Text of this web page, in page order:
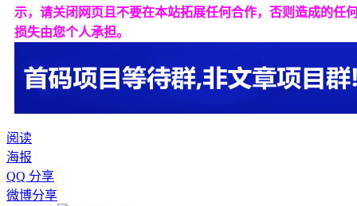
示，请关闭网页且不要在本站拓展任何合作，否则造成的任
损失由您个人承担。
阅读
海报
QQ 分享
微博分享